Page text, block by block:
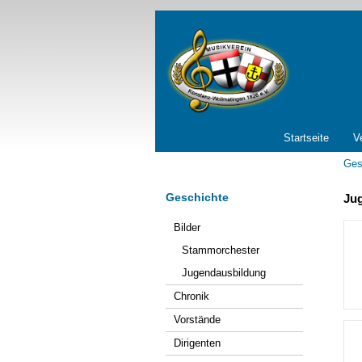
Startseite
Geschichte
Navigation
Bilder
Stammorchester
Jugendausbildung
Chronik
Vorstände
Dirigenten